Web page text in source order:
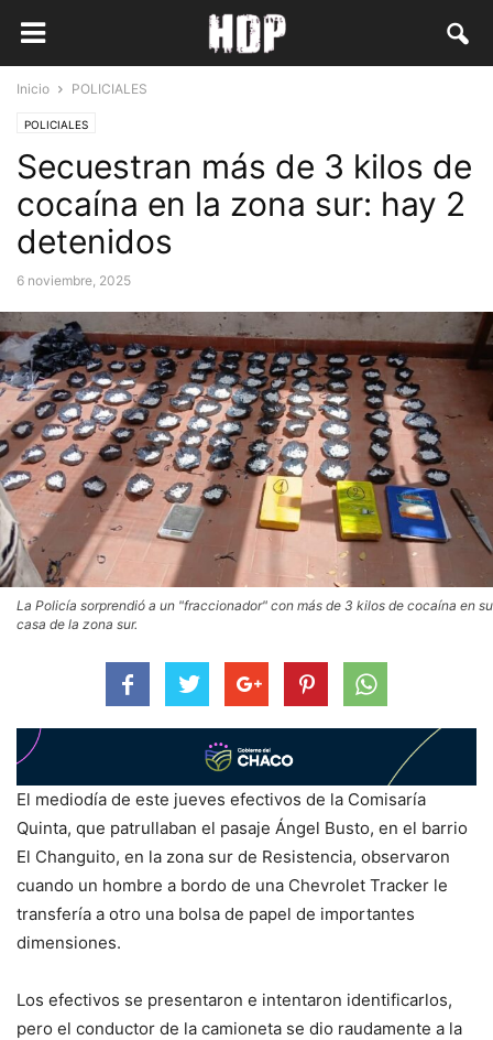
Inicio POLICIALES
POLICIALES
Secuestran más de 3 kilos de
cocaína en la zona sur: hay 2
detenidos
6 noviembre, 2025
La Policía sorprendió a un "fraccionador" con más de 3 kilos de cocaína en su
casa de la zona sur.
El mediodía de este jueves efectivos de la Comisaría
Quinta, que patrullaban el pasaje Ángel Busto, en el barrio
El Changuito, en la zona sur de Resistencia, observaron
cuando un hombre a bordo de una Chevrolet Tracker le
transfería a otro una bolsa de papel de importantes
dimensiones.
Los efectivos se presentaron e intentaron identificarlos,
pero el conductor de la camioneta se dio raudamente a la